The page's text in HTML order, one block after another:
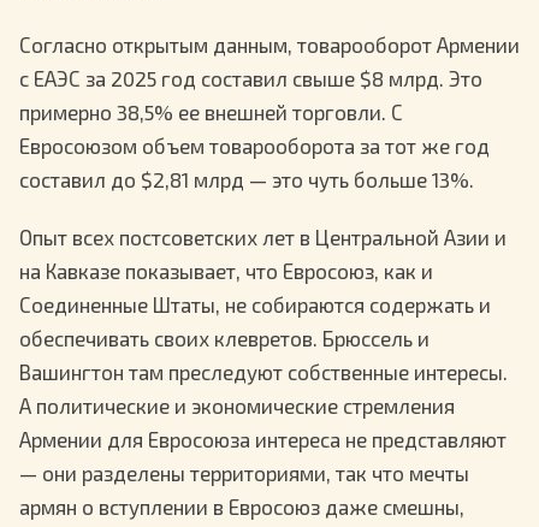
Согласно открытым данным, товарооборот Армении
с ЕАЭС за 2025 год составил свыше $8 млрд. Это
примерно 38,5% ее внешней торговли. С
Евросоюзом объем товарооборота за тот же год
составил до $2,81 млрд — это чуть больше 13%.
Опыт всех постсоветских лет в Центральной Азии и
на Кавказе показывает, что Евросоюз, как и
Соединенные Штаты, не собираются содержать и
обеспечивать своих клевретов. Брюссель и
Вашингтон там преследуют собственные интересы.
А политические и экономические стремления
Армении для Евросоюза интереса не представляют
— они разделены территориями, так что мечты
армян о вступлении в Евросоюз даже смешны,